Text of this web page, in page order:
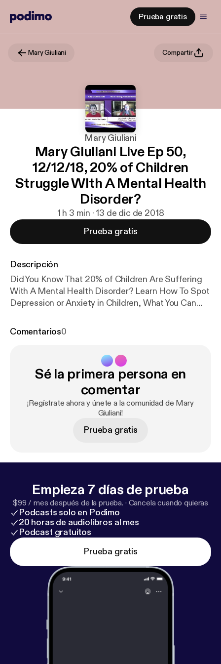
Prueba gratis
Mary Giuliani Compartir
Mary Giuliani
Mary Giuliani Live Ep 50,
12/12/18, 20% of Children
Struggle WIth A Mental Health
Disorder?
1 h 3 min · 13 de dic de 2018
Prueba gratis
Descripción
Did You Know That 20% of Children Are Suffering
With A Mental Health Disorder? Learn How To Spot
Depression or Anxiety in Children, What You Can
Lorry Leigh Belhumeur, Licensed Psychologist &
Comentarios0
Sé la primera persona en
comentar
¡Regístrate ahora y únete a la comunidad de Mary
Giuliani!
Prueba gratis
Empieza 7 días de prueba
$99 / mes después de la prueba. · Cancela cuando quieras
Podcasts solo en Podimo
20 horas de audiolibros al mes
Podcast gratuitos
Prueba gratis